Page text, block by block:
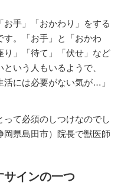
手」「おかわり」をする
。「お手」と「おかわ
り」「待て」「伏せ」など
いう人もいるようで、
活には必要がない気が…」
って必須のしつけなのでし
岡県島田市）院長で獣医師
サインの一つ